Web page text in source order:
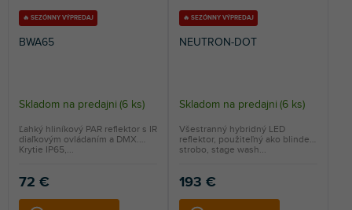
🔥 SEZÓNNY VÝPREDAJ
BWA65
Skladom na predajni (6 ks)
72 €
Ľahký hliníkový PAR reflektor s IR
diaľkovým ovládaním a DMX.
Krytie IP65,...
🔥 SEZÓNNY VÝPREDAJ
NEUTRON-DOT
Skladom na predajni (6 ks)
193 €
Všestranný hybridný LED
reflektor, použiteľný ako blinder,
strobo, stage wash...